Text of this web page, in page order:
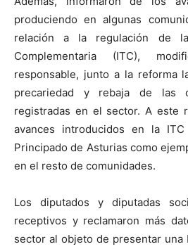
produciendo en algunas
relación a la regulación de
Complementaria (ITC),
responsable, junto a la reforma
precariedad y rebaja de las
registradas en el sector. A este
avances introducidos en la
Principado de Asturias como
en el resto de comunidades.
Los diputados y diputadas
receptivos y reclamaron más
sector al objeto de presentar una